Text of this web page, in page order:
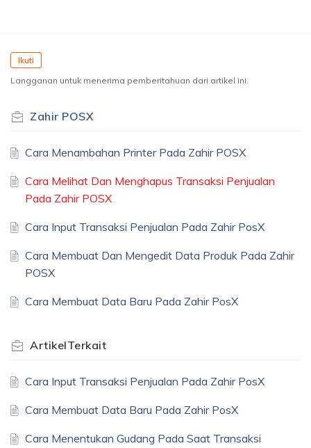
Ikuti
Langganan untuk menerima pemberitahuan dari artikel ini.
Zahir POSX
Cara Menambahan Printer Pada Zahir POSX
Cara Melihat Dan Menghapus Transaksi Penjualan
Pada Zahir POSX
Cara Input Transaksi Penjualan Pada Zahir PosX
Cara Membuat Dan Mengedit Data Produk Pada Zahir
POSX
Cara Membuat Data Baru Pada Zahir PosX
ArtikelTerkait
Cara Input Transaksi Penjualan Pada Zahir PosX
Cara Membuat Data Baru Pada Zahir PosX
Cara Menentukan Gudang Pada Saat Transaksi